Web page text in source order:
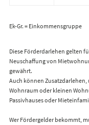
Ek-Gr. = Einkommensgruppe
Diese Förderdarlehen gelten
Neuschaffung von
gewährt.
Auch können
Wohnraum oder kleinen
Passivhauses oder
Wer Fördergelder bekommt,